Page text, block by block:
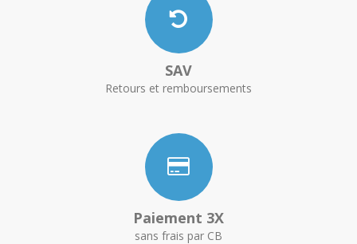
SAV
Retours et remboursements
Paiement 3X
sans frais par CB